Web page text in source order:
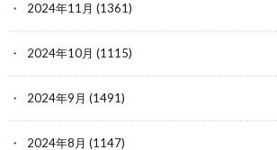
2024年11月 (1361)
2024年10月 (1115)
2024年9月 (1491)
2024年8月 (1147)